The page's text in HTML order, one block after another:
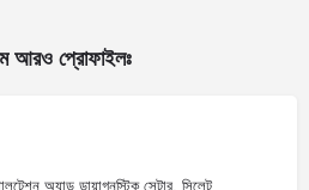
আরও প্রোফাইলঃ
অ্যান্ড ডায়াগনস্টিক সেন্টার, সিলেট